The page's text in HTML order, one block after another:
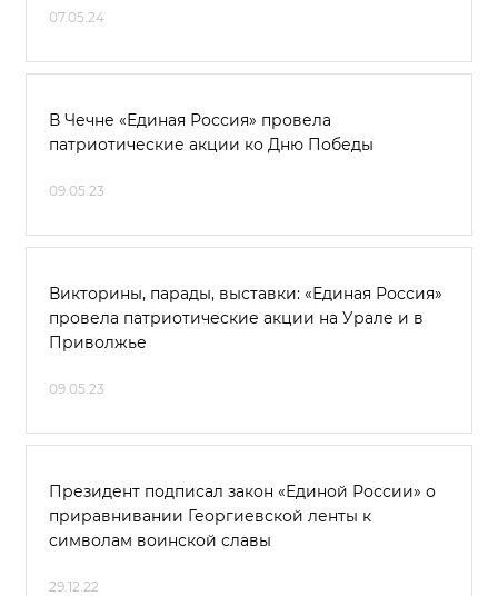
07.05.24
В Чечне «Единая Россия» провела
патриотические акции ко Дню Победы
09.05.23
Викторины, парады, выставки: «Единая Россия»
провела патриотические акции на Урале и в
Приволжье
09.05.23
Президент подписал закон «Единой России» о
приравнивании Георгиевской ленты к
символам воинской славы
29.12.22